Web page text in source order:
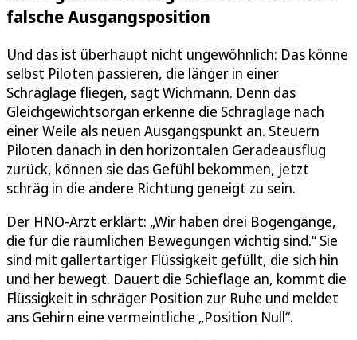
falsche Ausgangsposition
Und das ist überhaupt nicht ungewöhnlich: Das könne
selbst Piloten passieren, die länger in einer
Schräglage fliegen, sagt Wichmann. Denn das
Gleichgewichtsorgan erkenne die Schräglage nach
einer Weile als neuen Ausgangspunkt an. Steuern
Piloten danach in den horizontalen Geradeausflug
zurück, können sie das Gefühl bekommen, jetzt
schräg in die andere Richtung geneigt zu sein.
Der HNO-Arzt erklärt: „Wir haben drei Bogengänge,
die für die räumlichen Bewegungen wichtig sind.“ Sie
sind mit gallertartiger Flüssigkeit gefüllt, die sich hin
und her bewegt. Dauert die Schieflage an, kommt die
Flüssigkeit in schräger Position zur Ruhe und meldet
ans Gehirn eine vermeintliche „Position Null“.